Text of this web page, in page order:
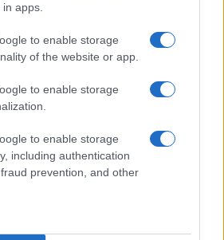
apps.
to enable storage
of the website or app.
to enable storage
to enable storage
including authentication
prevention, and other
szavazások eredményei